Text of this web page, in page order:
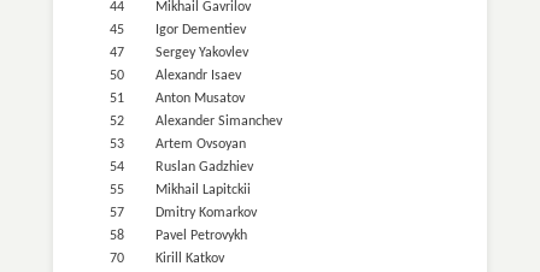
44
Mikhail Gavrilov
45
Igor Dementiev
47
Sergey Yakovlev
50
Alexandr Isaev
51
Anton Musatov
52
Alexander Simanchev
53
Artem Ovsoyan
54
Ruslan Gadzhiev
55
Mikhail Lapitckii
57
Dmitry Komarkov
58
Pavel Petrovykh
70
Kirill Katkov